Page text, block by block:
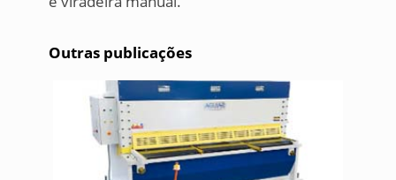
Outras publicações